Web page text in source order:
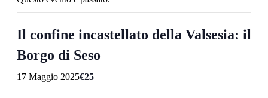
Il confine incastellato della Valsesia: il
Borgo di Seso
17 Maggio 2025€25